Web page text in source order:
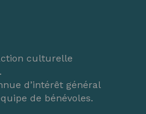
culturelle
d’intérêt général
de bénévoles.